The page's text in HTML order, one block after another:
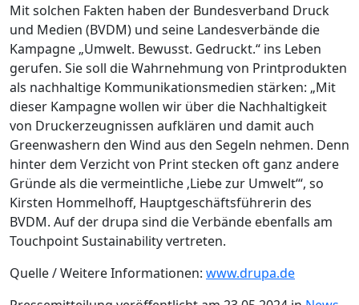
Mit solchen Fakten haben der Bundesverband Druck
und Medien (BVDM) und seine Landesverbände die
Kampagne „Umwelt. Bewusst. Gedruckt.“ ins Leben
gerufen. Sie soll die Wahrnehmung von Printprodukten
als nachhaltige Kommunikationsmedien stärken: „Mit
dieser Kampagne wollen wir über die Nachhaltigkeit
von Druckerzeugnissen aufklären und damit auch
Greenwashern den Wind aus den Segeln nehmen. Denn
hinter dem Verzicht von Print stecken oft ganz andere
Gründe als die vermeintliche ‚Liebe zur Umwelt‘“, so
Kirsten Hommelhoff, Hauptgeschäftsführerin des
BVDM. Auf der drupa sind die Verbände ebenfalls am
Touchpoint Sustainability vertreten.
Quelle / Weitere Informationen: www.drupa.de